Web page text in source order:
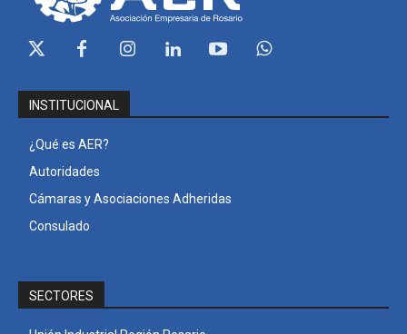
INSTITUCIONAL
¿Qué es AER?
Autoridades
Cámaras y Asociaciones Adheridas
Consulado
SECTORES